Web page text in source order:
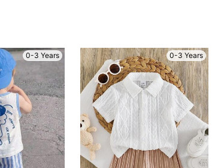
0-3 Years 0-3 Years